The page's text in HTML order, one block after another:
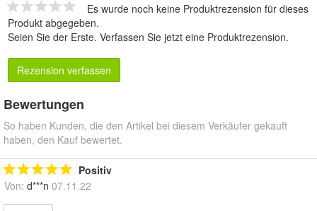
Es wurde noch keine Produktrezension für dieses
Produkt abgegeben.
Seien Sie der Erste. Verfassen Sie jetzt eine Produktrezension.
Rezension verfassen
Bewertungen
So haben Kunden, die den Artikel bei diesem Verkäufer gekauft
haben, den Kauf bewertet.
Positiv
Von: d***n 07.11.22